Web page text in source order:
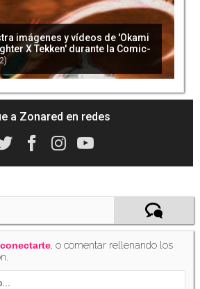
imágenes y vídeos de 'Okami
X Tekken' durante la Comic-
a Zonared en redes
conectarte, o comentar rellenando los